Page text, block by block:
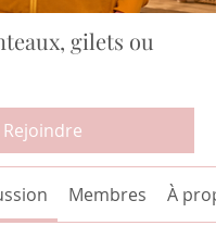
gilets ou
Rejoindre
Membres À